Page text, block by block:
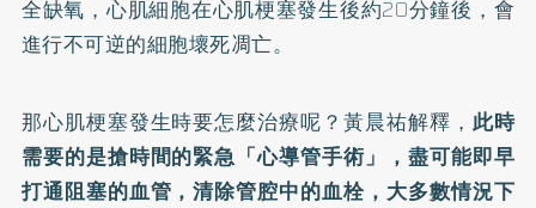
全缺氧，心肌細胞在心肌梗塞發生後約20分鐘後，會
進行不可逆的細胞壞死凋亡。
那心肌梗塞發生時要怎麼治療呢？黃晨祐解釋， 此時
需要的是搶時間的緊急「心導管手術」，盡可能即早
打通阻塞的血管，清除管腔中的血栓，大多數情況下